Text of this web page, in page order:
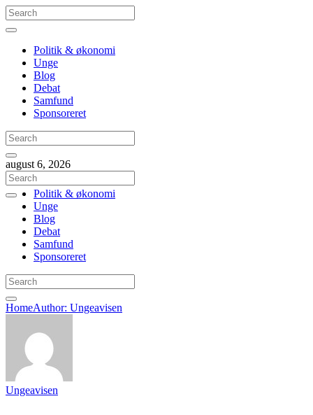
Politik & økonomi
Unge
Blog
Debat
Samfund
Sponsoreret
august 6, 2026
Politik & økonomi
Unge
Blog
Debat
Samfund
Sponsoreret
HomeAuthor: Ungeavisen
Ungeavisen